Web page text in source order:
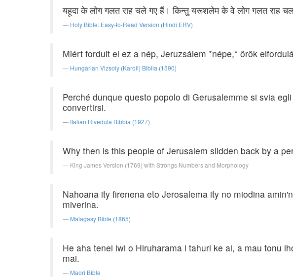
यहूदा के लोग गलत राह चले गए हैं। किन्तु यरूशलेम के वे लोग गलत राह
Holy Bible: Easy-to-Read Version (Hindi ERV)
Miért fordult el ez a nép, Jeruzsálem *népe,* örök
Hungarian Vizsoly (Karoli) Biblia (1590)
Perché dunque questo popolo di Gerusalemme si svia
convertirsi.
Italian Riveduta Bibbia (1927)
Why then is this people of Jerusalem slidden back by a
King James Version (1769) with Strongs Numbers and Morphology
Nahoana ity firenena eto Jerosalema ity no miodina
miverina.
Malagasy Bible (1865)
He aha tenei iwi o Hiruharama i tahuri ke ai, a mau tonu
mai.
Maori Bible